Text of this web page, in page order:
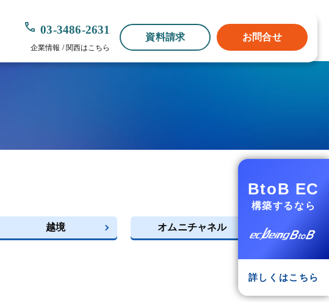
03-3486-2631
企業情報 / 関西はこちら
資料請求 お問合せ
BtoB EC
構築するなら
詳しくはこちら
越境 オムニチャネル